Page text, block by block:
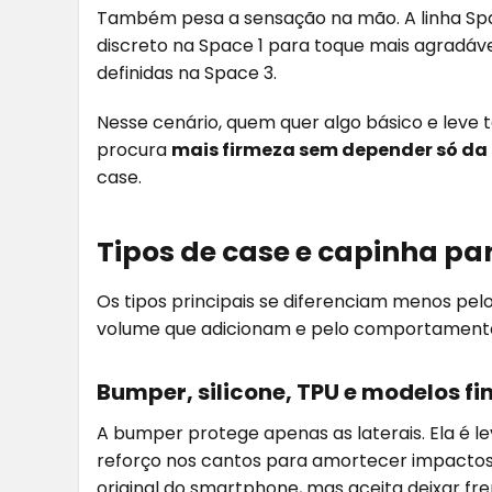
Também pesa a sensação na mão. A linha
discreto na Space 1 para toque mais
definidas na Space 3.
Nesse cenário, quem quer algo básico e
procura mais firmeza sem depender só
case.
Tipos de case e capinha
Os tipos principais se diferenciam menos
volume que adicionam e pelo
Bumper, silicone, TPU e modelos
A bumper protege apenas as laterais. Ela é
reforço nos cantos para amortecer